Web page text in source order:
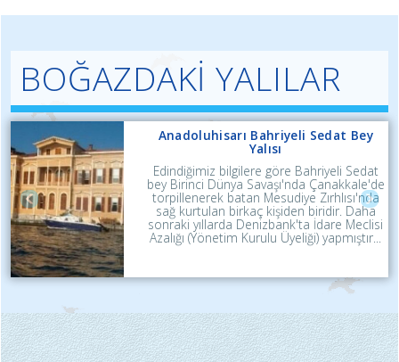
BOĞAZDAKİ YALILAR
Anadoluhisarı Bahriyeli Sedat Bey
Yalısı
Edindiğimiz bilgilere göre Bahriyeli Sedat
bey Birinci Dünya Savaşı'nda Çanakkale'de
torpillenerek batan Mesudiye Zırhlısı'nda
sağ kurtulan birkaç kişiden biridir. Daha
sonraki yıllarda Denizbank'ta İdare Meclisi
Azalığı (Yönetim Kurulu Üyeliği) yapmıştır...